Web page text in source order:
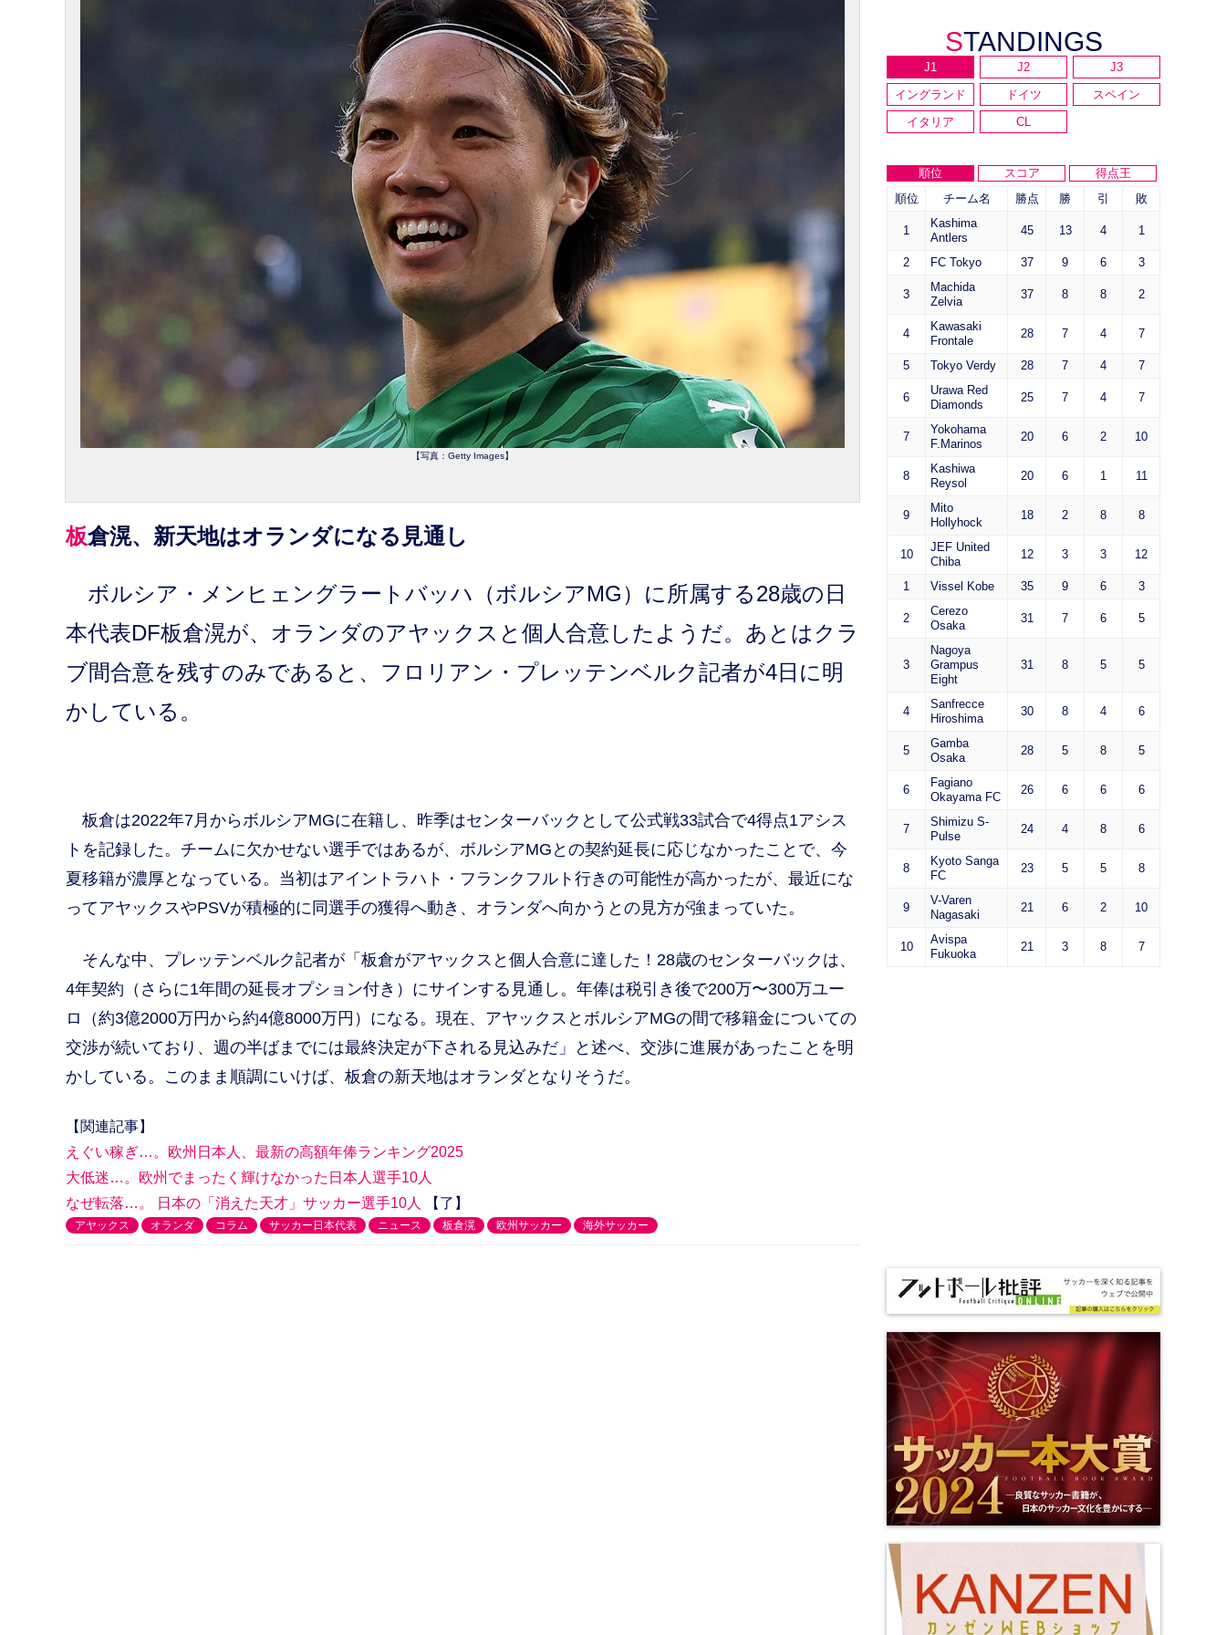
【写真：Getty Images】
板倉滉、新天地はオランダになる見通し
ボルシア・メンヒェングラートバッハ（ボルシアMG）に所属する28歳の日
本代表DF板倉滉が、オランダのアヤックスと個人合意したようだ。あとはクラ
ブ間合意を残すのみであると、フロリアン・プレッテンベルク記者が4日に明
かしている。
板倉は2022年7月からボルシアMGに在籍し、昨季はセンターバックとして公式戦33試合で4得点1アシス
トを記録した。チームに欠かせない選手ではあるが、ボルシアMGとの契約延長に応じなかったことで、今
夏移籍が濃厚となっている。当初はアイントラハト・フランクフルト行きの可能性が高かったが、最近にな
ってアヤックスやPSVが積極的に同選手の獲得へ動き、オランダへ向かうとの見方が強まっていた。
そんな中、プレッテンベルク記者が「板倉がアヤックスと個人合意に達した！28歳のセンターバックは、
4年契約（さらに1年間の延長オプション付き）にサインする見通し。年俸は税引き後で200万〜300万ユー
ロ（約3億2000万円から約4億8000万円）になる。現在、アヤックスとボルシアMGの間で移籍金についての
交渉が続いており、週の半ばまでには最終決定が下される見込みだ」と述べ、交渉に進展があったことを明
かしている。このまま順調にいけば、板倉の新天地はオランダとなりそうだ。
【関連記事】
えぐい稼ぎ…。欧州日本人、最新の高額年俸ランキング2025
大低迷…。欧州でまったく輝けなかった日本人選手10人
なぜ転落…。 日本の「消えた天才」サッカー選手10人
【了】
アヤックス オランダ コラム サッカー日本代表 ニュース 板倉滉 欧州サッカー 海外サッカー
STANDINGS
J1 J2
J3
イングランド
ドイツ
スペイン
イタリア
CL
順位 スコア
得点王
順位
チーム名 勝点 勝 引 敗
1
Kashima
Antlers
45 13 4 1
2 FC Tokyo 37 9 6 3
3
Machida
Zelvia
37 8 8 2
4
Kawasaki
Frontale
28 7 4 7
5 Tokyo Verdy 28 7 4 7
6
Urawa Red
Diamonds
25 7 4 7
7
Yokohama
F.Marinos
20 6 2 10
8
Kashiwa
Reysol
20 6 1 11
9
Mito
Hollyhock
18 2 8 8
10
JEF United
Chiba
12 3 3 12
1 Vissel Kobe 35 9 6 3
2
Cerezo
Osaka
31 7 6 5
3
Nagoya
Grampus
Eight
31 8 5 5
4
Sanfrecce
Hiroshima
30 8 4 6
5
Gamba
Osaka
28 5 8 5
6
Fagiano
Okayama FC
26 6 6 6
7
Shimizu S-
Pulse
24 4 8 6
8
Kyoto Sanga
FC
23 5 5 8
9
V-Varen
Nagasaki
21 6 2 10
10
Avispa
Fukuoka
21 3 8 7